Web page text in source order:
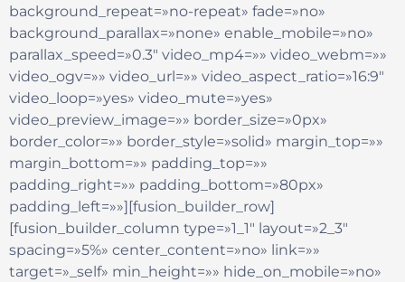
background_repeat=»no-repeat» fade=»no»
background_parallax=»none» enable_mobile=»no»
parallax_speed=»0.3″ video_mp4=»» video_webm=»»
video_ogv=»» video_url=»» video_aspect_ratio=»16:9″
video_loop=»yes» video_mute=»yes»
video_preview_image=»» border_size=»0px»
border_color=»» border_style=»solid» margin_top=»»
margin_bottom=»» padding_top=»»
padding_right=»» padding_bottom=»80px»
padding_left=»»][fusion_builder_row]
[fusion_builder_column type=»1_1″ layout=»2_3″
spacing=»5%» center_content=»no» link=»»
target=»_self» min_height=»» hide_on_mobile=»no»